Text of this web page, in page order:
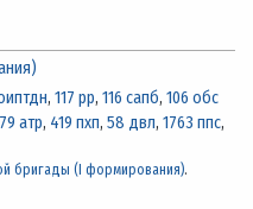
, 117 рр, 116 сапб, 106 обс
79 атр, 419 пхп, 58 двл, 1763 ппс,
бригады (I формирования).